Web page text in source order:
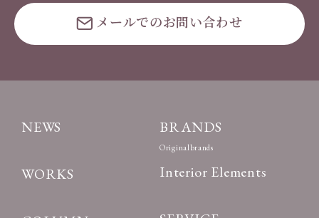
メールでのお問い合わせ
NEWS
WORKS
BRANDS
Originalbrands
Interior Elements